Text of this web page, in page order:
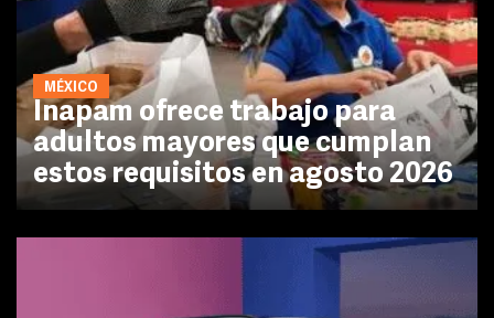
MÉXICO
Inapam ofrece trabajo para
adultos mayores que cumplan
estos requisitos en agosto 2026